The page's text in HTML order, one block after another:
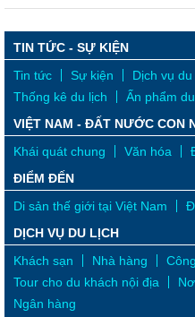
TIN TỨC - SỰ KIỆN
Tin tức
Sự kiện Dịch vụ du
Thống kê du lịch
Ấn phẩm
VIỆT NAM - ĐẤT NƯỚC CON
Khái quát chung
Văn hóa
ĐIỂM ĐẾN
Di sản thế giới tại Việt Nam
DỊCH VỤ DU LỊCH
Khách sạn
Nhà hàng
Tour cho du khách nội địa
Ngân hàng